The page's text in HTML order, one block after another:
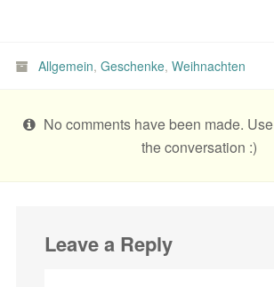
Allgemein, Geschenke, Weihnachten
No comments have been made. Use
the conversation :)
Leave a Reply